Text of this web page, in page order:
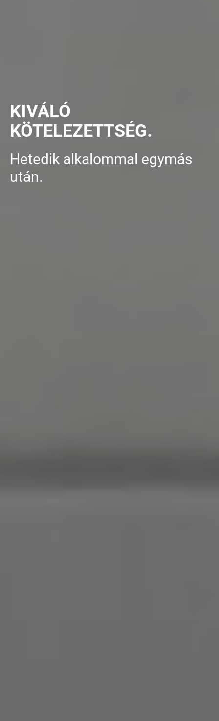
KIVÁLÓ
KÖTELEZETTSÉG.
Hetedik alkalommal egymás
után.